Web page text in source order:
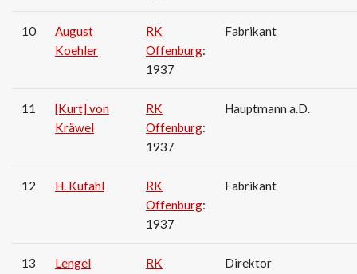
10
August
Koehler
RK
Offenburg:
1937
Fabrikant
11
[Kurt] von
Kräwel
RK
Offenburg:
1937
Hauptmann a.D.
12 H. Kufahl
RK
Offenburg:
1937
Fabrikant
13 Lengel
RK
Direktor